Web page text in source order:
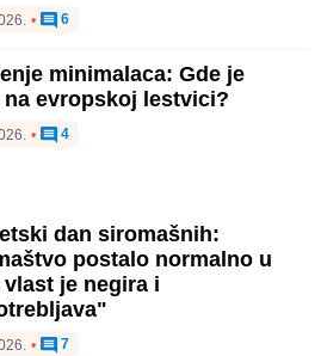
• 6
minimalaca: Gde je
na evropskoj lestvici?
• 4
dan siromašnih:
postalo normalno u
je negira i
• 7